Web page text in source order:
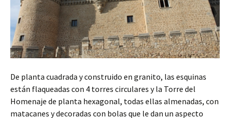
De planta cuadrada y construido en granito, las esquinas
están flaqueadas con 4 torres circulares y la Torre del
Homenaje de planta hexagonal, todas ellas almenadas, con
matacanes y decoradas con bolas que le dan un aspecto